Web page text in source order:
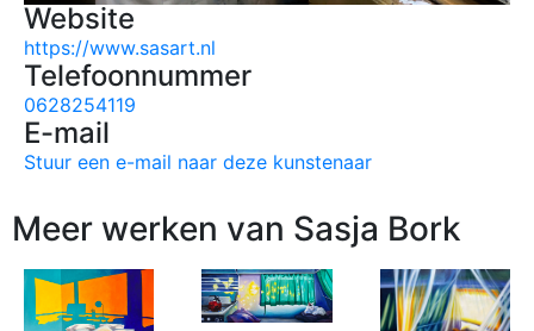
Website
https://www.sasart.nl
Telefoonnummer
0628254119
E-mail
Stuur een e-mail naar deze kunstenaar
Meer werken van Sasja Bork